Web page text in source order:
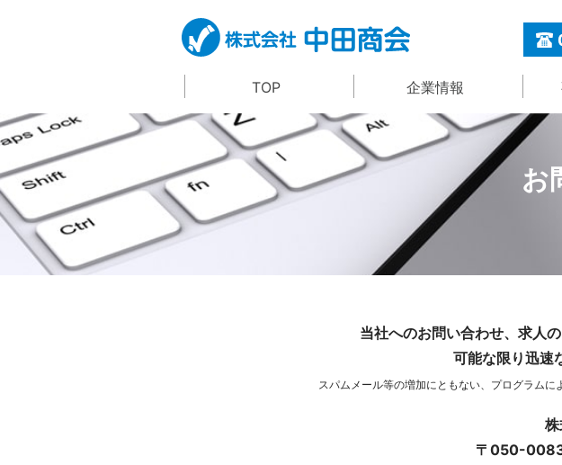
TOP 企業情報
お
当社へのお問い合わせ、求人
可能な限り迅速
スパムメール等の増加にともない、 プログラムに
〒050-0083